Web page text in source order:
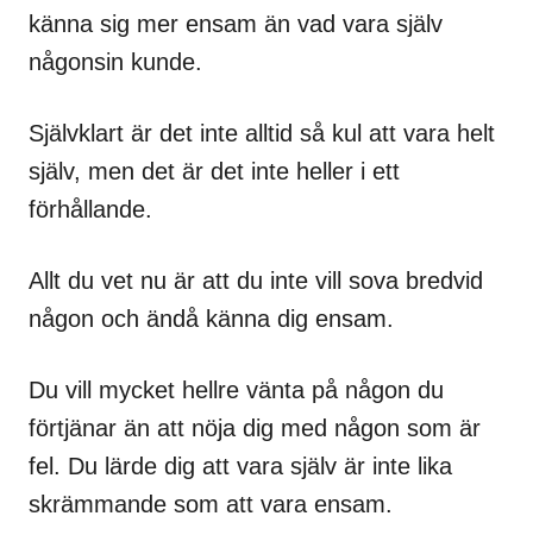
känna sig mer ensam än vad vara själv
någonsin kunde.
Självklart är det inte alltid så kul att vara helt
själv, men det är det inte heller i ett
förhållande.
Allt du vet nu är att du inte vill sova bredvid
någon och ändå känna dig ensam.
Du vill mycket hellre vänta på någon du
förtjänar än att nöja dig med någon som är
fel. Du lärde dig att vara själv är inte lika
skrämmande som att vara ensam.